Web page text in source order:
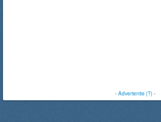
-Advertentie (?)-